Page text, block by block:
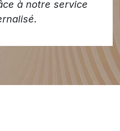
à notre service